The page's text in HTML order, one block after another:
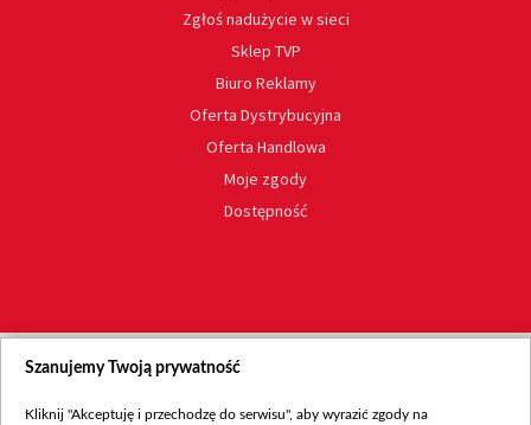
Zgłoś nadużycie w sieci
Sklep TVP
Biuro Reklamy
Oferta Dystrybucyjna
Oferta Handlowa
Moje zgody
Dostępność
Szanujemy Twoją prywatność
Kliknij "Akceptuję i przechodzę do serwisu", aby wyrazić zgody na